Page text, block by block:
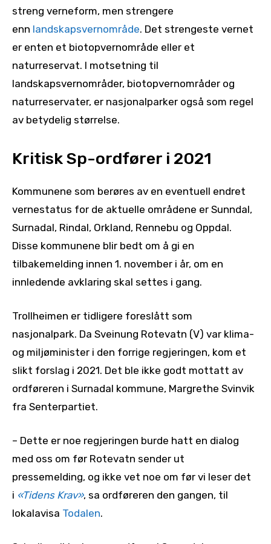
streng verneform, men strengere
enn landskapsvernområde. Det strengeste vernet
er enten et biotopvernområde eller et
naturreservat. I motsetning til
landskapsvernområder, biotopvernområder og
naturreservater, er nasjonalparker også som regel
av betydelig størrelse.
Kritisk Sp-ordfører i 2021
Kommunene som berøres av en eventuell endret
vernestatus for de aktuelle områdene er Sunndal,
Surnadal, Rindal, Orkland, Rennebu og Oppdal.
Disse kommunene blir bedt om å gi en
tilbakemelding innen 1. november i år, om en
innledende avklaring skal settes i gang.
Trollheimen er tidligere foreslått som
nasjonalpark. Da Sveinung Rotevatn (V) var klima-
og miljøminister i den forrige regjeringen, kom et
slikt forslag i 2021. Det ble ikke godt mottatt av
ordføreren i Surnadal kommune, Margrethe Svinvik
fra Senterpartiet.
– Dette er noe regjeringen burde hatt en dialog
med oss om før Rotevatn sender ut
pressemelding, og ikke vet noe om før vi leser det
i «Tidens Krav», sa ordføreren den gangen, til
lokalavisa Todalen.